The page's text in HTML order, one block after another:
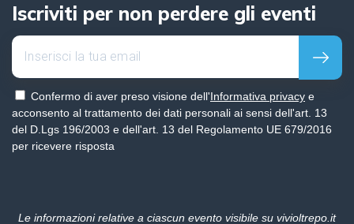
Iscriviti per non perdere gli eventi
Confermo di aver preso visione dell'Informativa privacy e
acconsento al trattamento dei dati personali ai sensi dell'art. 13
del D.Lgs 196/2003 e dell'art. 13 del Regolamento UE 679/2016
per ricevere risposta
Le informazioni relative a ciascun evento visibile su vivioltrepo.it